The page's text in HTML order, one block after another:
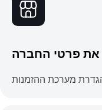
את פרטי החברה
מערכת ההזמנות